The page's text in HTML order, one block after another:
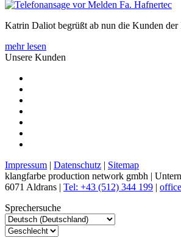
Katrin Daliot begrüßt ab nun die Kunden der
mehr lesen
Unsere Kunden
Impressum | Datenschutz | Sitemap
klangfarbe production network gmbh |
6071 Aldrans | Tel: +43 (512) 344 199 |
Sprechersuche